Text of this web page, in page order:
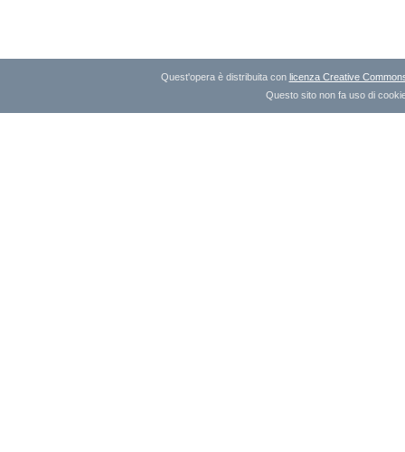
Quest'opera è distribuita con licenza Creative
Questo sito non fa uso di